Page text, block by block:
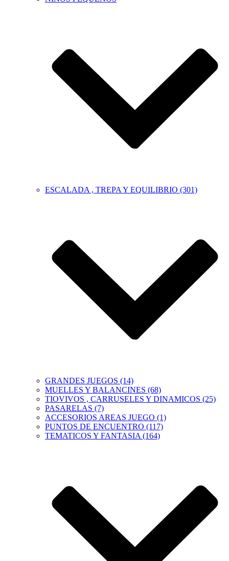
ESCALADA , TREPA Y EQUILIBRIO (301)
GRANDES JUEGOS (14)
MUELLES Y BALANCINES (68)
TIOVIVOS , CARRUSELES Y DINAMICOS (25)
PASARELAS (7)
ACCESORIOS AREAS JUEGO (1)
PUNTOS DE ENCUENTRO (117)
TEMATICOS Y FANTASIA (164)